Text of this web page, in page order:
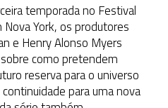
temporada no Festival
York, os produtores
e Henry Alonso Myers
como pretendem
reserva para o universo
para uma nova